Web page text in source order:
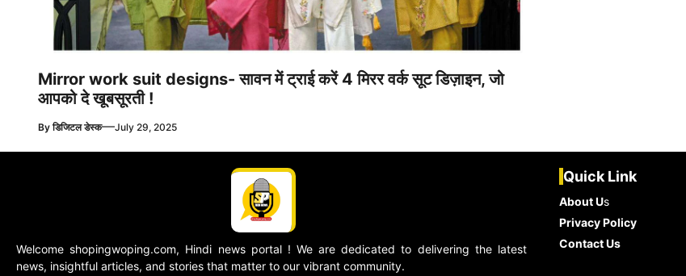
Mirror work suit designs- सावन में ट्राई करें 4 मिरर वर्क सूट डिज़ाइन, जो
आपको दे खूबसूरती !
Byडिजिटल डेस्क—July 29, 2025
Welcome shopingwoping.com, Hindi news portal ! We are dedicated to delivering the latest
news, insightful articles, and stories that matter to our vibrant community.
Quick Link
About Us
Privacy Policy
Contact Us